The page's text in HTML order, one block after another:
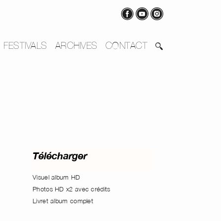
FESTIVALS ARCHIVES CONTACT
Télécharger
Visuel album HD
Photos HD x2 avec crédits
Livret album complet